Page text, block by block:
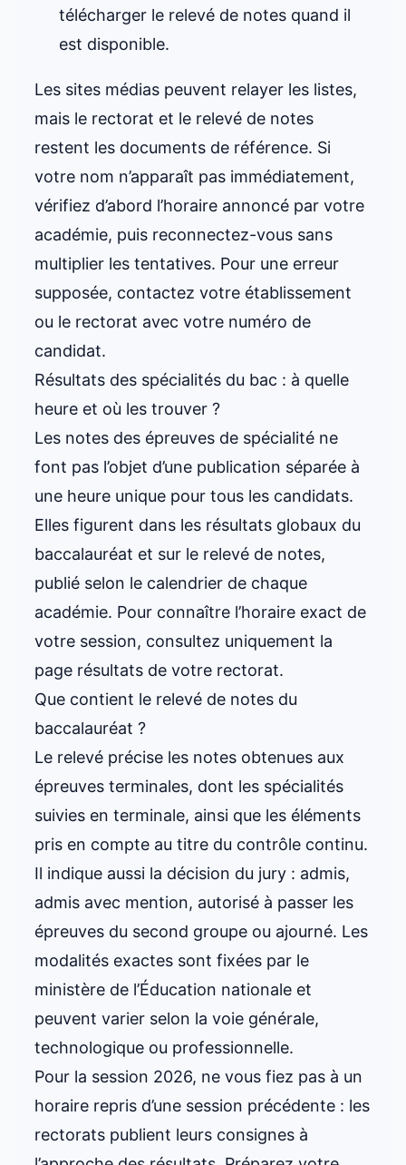
télécharger le relevé de notes quand il
est disponible.
Les sites médias peuvent relayer les listes,
mais le rectorat et le relevé de notes
restent les documents de référence. Si
votre nom n’apparaît pas immédiatement,
vérifiez d’abord l’horaire annoncé par votre
académie, puis reconnectez-vous sans
multiplier les tentatives. Pour une erreur
supposée, contactez votre établissement
ou le rectorat avec votre numéro de
candidat.
Résultats des spécialités du bac : à quelle
heure et où les trouver ?
Les notes des épreuves de spécialité ne
font pas l’objet d’une publication séparée à
une heure unique pour tous les candidats.
Elles figurent dans les résultats globaux du
baccalauréat et sur le relevé de notes,
publié selon le calendrier de chaque
académie. Pour connaître l’horaire exact de
votre session, consultez uniquement la
page résultats de votre rectorat.
Que contient le relevé de notes du
baccalauréat ?
Le relevé précise les notes obtenues aux
épreuves terminales, dont les spécialités
suivies en terminale, ainsi que les éléments
pris en compte au titre du contrôle continu.
Il indique aussi la décision du jury : admis,
admis avec mention, autorisé à passer les
épreuves du second groupe ou ajourné. Les
modalités exactes sont fixées par le
ministère de l’Éducation nationale et
peuvent varier selon la voie générale,
technologique ou professionnelle.
Pour la session 2026, ne vous fiez pas à un
horaire repris d’une session précédente : les
rectorats publient leurs consignes à